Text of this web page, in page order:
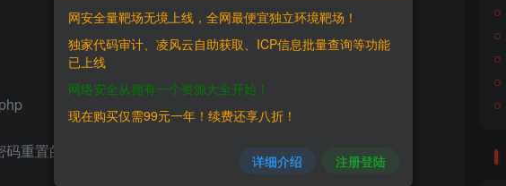
重置的过程进行分析
网安全量靶场无境上线，全网最便宜独立环境靶场！
独家代码审计、凌风云自助获取、ICP信息批量查询等功能
已上线
网络安全从拥有一个资源大全开始！
现在购买仅需99元一年！续费还享八折！
详细介绍 注册登陆